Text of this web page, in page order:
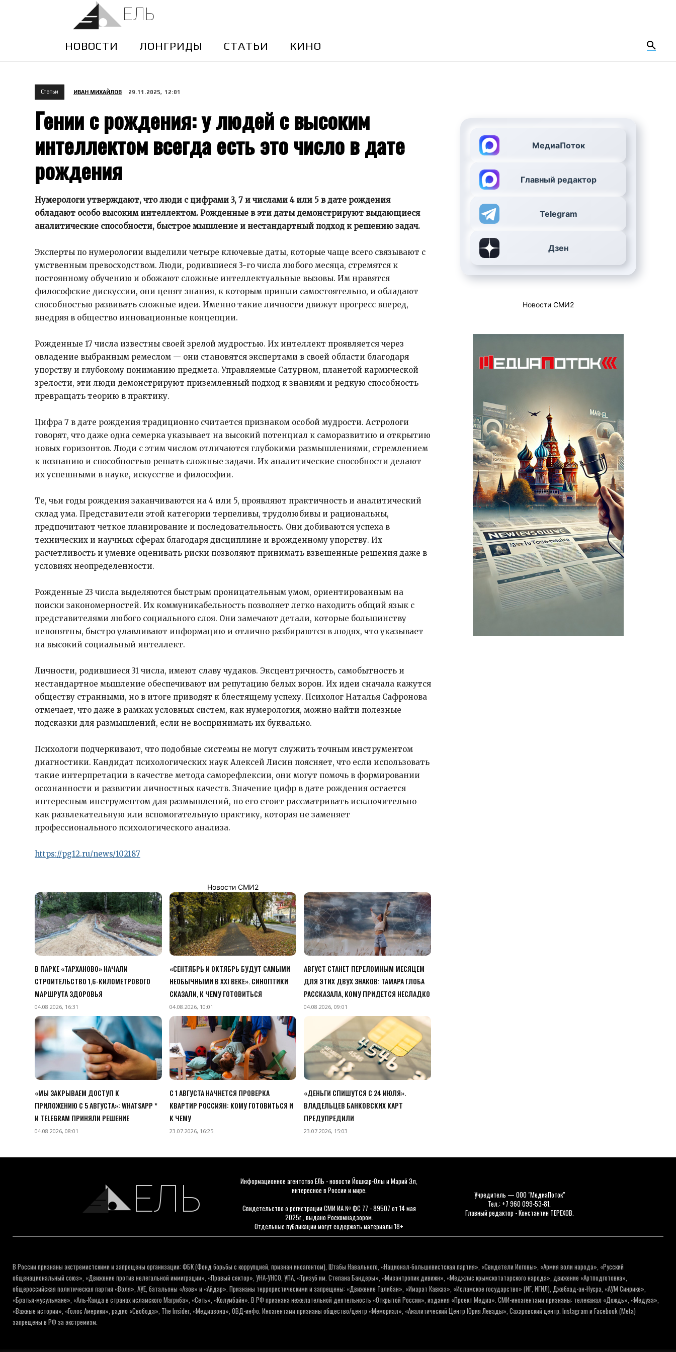
ЕЛЬ
НОВОСТИ ЛОНГРИДЫ CТАТЬИ КИНО
Cтатьи ИВАН МИХАЙЛОВ 29.11.2025, 12:01
Гении с рождения: у людей с высоким
интеллектом всегда есть это число в дате
рождения
Нумерологи утверждают, что люди с цифрами 3, 7 и числами 4 или 5 в дате рождения
обладают особо высоким интеллектом. Рожденные в эти даты демонстрируют выдающиеся
аналитические способности, быстрое мышление и нестандартный подход к решению задач.​
Эксперты по нумерологии выделили четыре ключевые даты, которые чаще всего связывают с
умственным превосходством. Люди, родившиеся 3-го числа любого месяца, стремятся к
постоянному обучению и обожают сложные интеллектуальные вызовы. Им нравятся
философские дискуссии, они ценят знания, к которым пришли самостоятельно, и обладают
способностью развивать сложные идеи. Именно такие личности движут прогресс вперед,
внедряя в общество инновационные концепции.​
Рожденные 17 числа известны своей зрелой мудростью. Их интеллект проявляется через
овладение выбранным ремеслом — они становятся экспертами в своей области благодаря
упорству и глубокому пониманию предмета. Управляемые Сатурном, планетой кармической
зрелости, эти люди демонстрируют приземленный подход к знаниям и редкую способность
превращать теорию в практику.​
Цифра 7 в дате рождения традиционно считается признаком особой мудрости. Астрологи
говорят, что даже одна семерка указывает на высокий потенциал к саморазвитию и открытию
новых горизонтов. Люди с этим числом отличаются глубокими размышлениями, стремлением
к познанию и способностью решать сложные задачи. Их аналитические способности делают
их успешными в науке, искусстве и философии.​
Те, чьи годы рождения заканчиваются на 4 или 5, проявляют практичность и аналитический
склад ума. Представители этой категории терпеливы, трудолюбивы и рациональны,
предпочитают четкое планирование и последовательность. Они добиваются успеха в
технических и научных сферах благодаря дисциплине и врожденному упорству. Их
расчетливость и умение оценивать риски позволяют принимать взвешенные решения даже в
условиях неопределенности.​
Рожденные 23 числа выделяются быстрым проницательным умом, ориентированным на
поиски закономерностей. Их коммуникабельность позволяет легко находить общий язык с
представителями любого социального слоя. Они замечают детали, которые большинству
непонятны, быстро улавливают информацию и отлично разбираются в людях, что указывает
на высокий социальный интеллект.​
Личности, родившиеся 31 числа, имеют славу чудаков. Эксцентричность, самобытность и
нестандартное мышление обеспечивают им репутацию белых ворон. Их идеи сначала кажутся
обществу странными, но в итоге приводят к блестящему успеху. Психолог Наталья Сафронова
отмечает, что даже в рамках условных систем, как нумерология, можно найти полезные
подсказки для размышлений, если не воспринимать их буквально.​
Психологи подчеркивают, что подобные системы не могут служить точным инструментом
диагностики. Кандидат психологических наук Алексей Лисин поясняет, что если использовать
такие интерпретации в качестве метода саморефлексии, они могут помочь в формировании
осознанности и развитии личностных качеств. Значение цифр в дате рождения остается
интересным инструментом для размышлений, но его стоит рассматривать исключительно
как развлекательную или вспомогательную практику, которая не заменяет
профессионального психологического анализа.​
https://pg12.ru/news/102187
Новости СМИ2
В ПАРКЕ «ТАРХАНОВО» НАЧАЛИ
СТРОИТЕЛЬСТВО 1,6-КИЛОМЕТРОВОГО
МАРШРУТА ЗДОРОВЬЯ
04.08.2026, 16:31
«СЕНТЯБРЬ И ОКТЯБРЬ БУДУТ САМЫМИ
НЕОБЫЧНЫМИ В XXI ВЕКЕ». СИНОПТИКИ
СКАЗАЛИ, К ЧЕМУ ГОТОВИТЬСЯ
04.08.2026, 10:01
АВГУСТ СТАНЕТ ПЕРЕЛОМНЫМ МЕСЯЦЕМ
ДЛЯ ЭТИХ ДВУХ ЗНАКОВ: ТАМАРА ГЛОБА
РАССКАЗАЛА, КОМУ ПРИДЕТСЯ НЕСЛАДКО
04.08.2026, 09:01
«МЫ ЗАКРЫВАЕМ ДОСТУП К
ПРИЛОЖЕНИЮ C 5 АВГУСТА»: WHATSAPP *
И TELEGRAM ПРИНЯЛИ РЕШЕНИЕ
04.08.2026, 08:01
С 1 АВГУСТА НАЧНЕТСЯ ПРОВЕРКА
КВАРТИР РОССИЯН: КОМУ ГОТОВИТЬСЯ И
К ЧЕМУ
23.07.2026, 16:25
«ДЕНЬГИ СПИШУТСЯ С 24 ИЮЛЯ».
ВЛАДЕЛЬЦЕВ БАНКОВСКИХ КАРТ
ПРЕДУПРЕДИЛИ
23.07.2026, 15:03
МедиаПоток
Главный редактор
Telegram
Дзен
Новости СМИ2
ЕЛЬ
Информационное агентство ЕЛЬ - новости Йошкар-Олы и Марий Эл,
интересное в России и мире.
Свидетельство о регистрации СМИ ИА № ФС 77 - 89507 от 14 мая
2025г., выдано Роскомнадзором.
Отдельные публикации могут содержать материалы 18+
Учредитель — ООО "МедиаПоток"
Тел.: +7 960 099-53-81.
Главный редактор - Константин ТЕРЕХОВ.
В России признаны экстремистскими и запрещены организации: ФБК (Фонд борьбы с коррупцией, признан иноагентом), Штабы Навального, «Национал-большевистская партия», «Свидетели Иеговы», «Армия воли народа», «Русский
общенациональный союз», «Движение против нелегальной иммиграции», «Правый сектор», УНА-УНСО, УПА, «Тризуб им. Степана Бандеры», «Мизантропик дивижн», «Меджлис крымскотатарского народа», движение «Артподготовка»,
общероссийская политическая партия «Воля», АУЕ, батальоны «Азов» и «Айдар». Признаны террористическими и запрещены: «Движение Талибан», «Имарат Кавказ», «Исламское государство» (ИГ, ИГИЛ), Джебхад-ан-Нусра, «АУМ Синрике»,
«Братья-мусульмане», «Аль-Каида в странах исламского Магриба», «Сеть», «Колумбайн». В РФ признана нежелательной деятельность «Открытой России», издания «Проект Медиа». СМИ-иноагентами признаны: телеканал «Дождь», «Медуза»,
«Важные истории», «Голос Америки», радио «Свобода», The Insider, «Медиазона», ОВД-инфо. Иноагентами признаны общество/центр «Мемориал», «Аналитический Центр Юрия Левады», Сахаровский центр. Instagram и Facebook (Metа)
запрещены в РФ за экстремизм.